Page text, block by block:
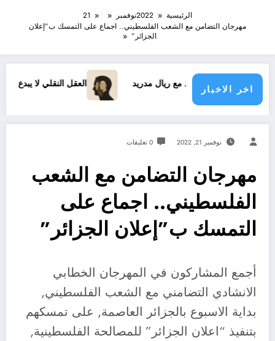
الرئيسية 2022نوفمبر
21
مهرجان التضامن مع الشعب الفلسطيني.. اجماع على التمسك ب”إعلان
الجزائر”
اخر الاخبار
الجديد مع ريال مدريد العقل النقلي لا يبدع حتى في
نوفمبر 21, 2022 0 تعليقات
مهرجان التضامن مع الشعب
الفلسطيني.. اجماع على
التمسك ب”إعلان الجزائر”
أجمع المشاركون في المهرجان الخطابي
الانشادي التضامني مع الشعب الفلسطيني,
بداية الاسبوع بالجزائر العاصمة, على تمسكهم
بتنفيذ “اعلان الجزائر” للمصالحة الفلسطينية,